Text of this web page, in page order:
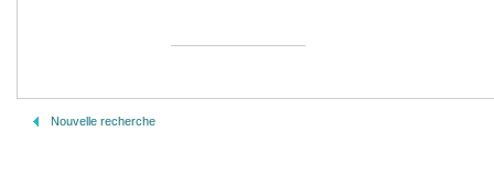
Nouvelle recherche